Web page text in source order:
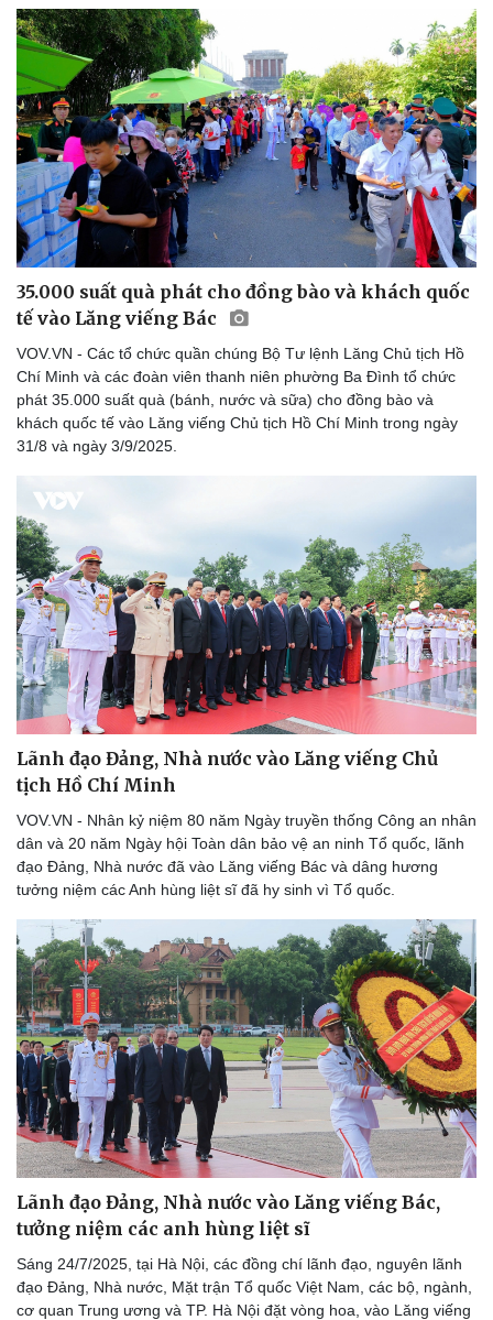
35.000 suất quà phát cho đồng bào và khách quốc
tế vào Lăng viếng Bác
VOV.VN - Các tổ chức quần chúng Bộ Tư lệnh Lăng Chủ tịch Hồ
Chí Minh và các đoàn viên thanh niên phường Ba Đình tổ chức
phát 35.000 suất quà (bánh, nước và sữa) cho đồng bào và
khách quốc tế vào Lăng viếng Chủ tịch Hồ Chí Minh trong ngày
31/8 và ngày 3/9/2025.
Lãnh đạo Đảng, Nhà nước vào Lăng viếng Chủ
tịch Hồ Chí Minh
VOV.VN - Nhân kỷ niệm 80 năm Ngày truyền thống Công an nhân
dân và 20 năm Ngày hội Toàn dân bảo vệ an ninh Tổ quốc, lãnh
đạo Đảng, Nhà nước đã vào Lăng viếng Bác và dâng hương
tưởng niệm các Anh hùng liệt sĩ đã hy sinh vì Tổ quốc.
Lãnh đạo Đảng, Nhà nước vào Lăng viếng Bác,
tưởng niệm các anh hùng liệt sĩ
Sáng 24/7/2025, tại Hà Nội, các đồng chí lãnh đạo, nguyên lãnh
đạo Đảng, Nhà nước, Mặt trận Tổ quốc Việt Nam, các bộ, ngành,
cơ quan Trung ương và TP. Hà Nội đặt vòng hoa, vào Lăng viếng